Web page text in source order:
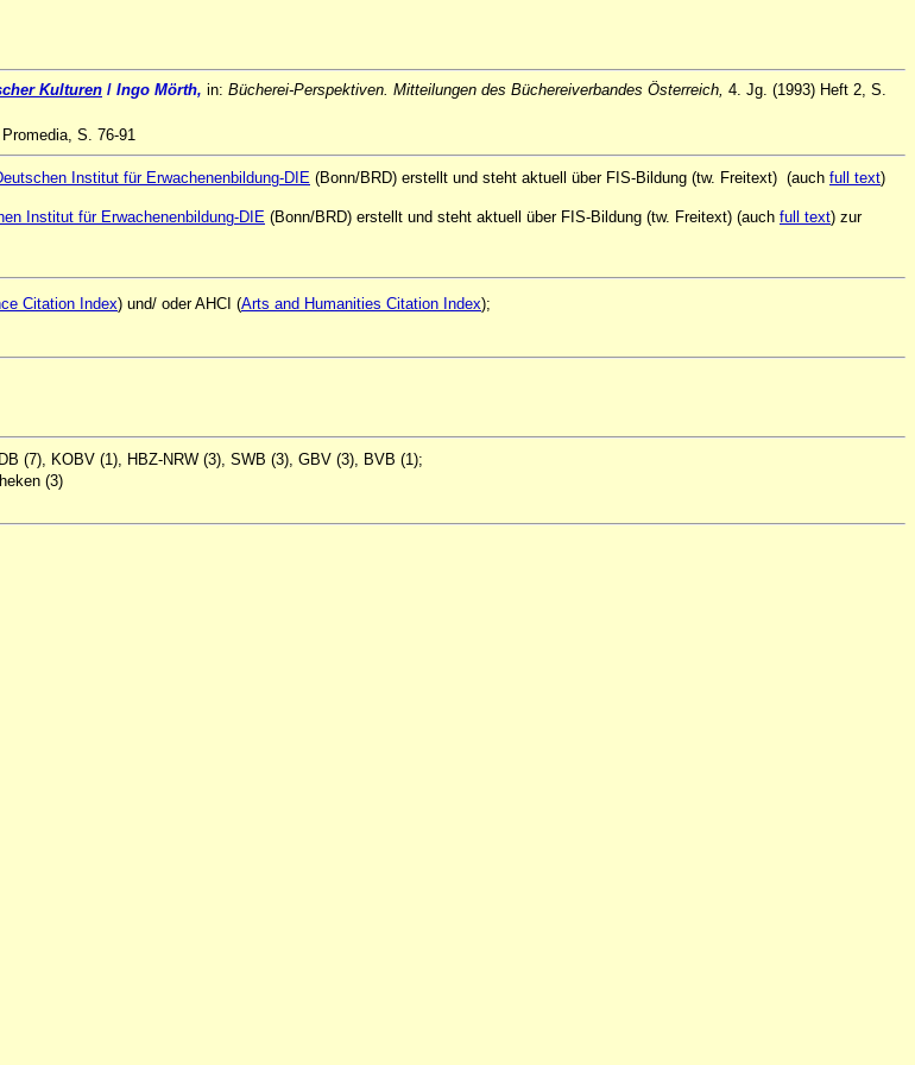
Kulturen / Ingo Mörth, in: Bücherei-Perspektiven. Mitteilungen des Büchereiverbandes Österreich, 4. Jg. (1993) Heft 2, S.
S. 76-91
Institut für Erwachenenbildung-DIE (Bonn/BRD) erstellt und steht aktuell über FIS-Bildung (tw. Freitext) (auch full text)
Institut für Erwachenenbildung-DIE (Bonn/BRD) erstellt und steht aktuell über FIS-Bildung (tw. Freitext) (auch full text) zur
Citation Index) und/ oder AHCI (Arts and Humanities Citation Index);
(7), KOBV (1), HBZ-NRW (3), SWB (3), GBV (3), BVB (1);
(3)